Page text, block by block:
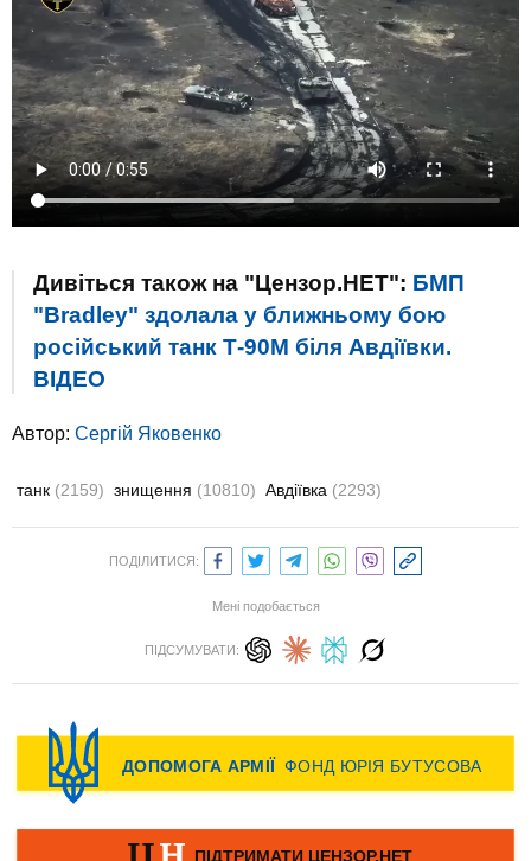
Дивіться також на "Цензор.НЕТ": БМП
"Bradley" здолала у ближньому бою
російський танк Т-90М біля Авдіївки.
ВIДЕО
Автор: Сергій Яковенко
танк (2159) знищення (10810) Авдіївка (2293)
ПОДІЛИТИСЯ:
Мені подобається
ПІДСУМУВАТИ: